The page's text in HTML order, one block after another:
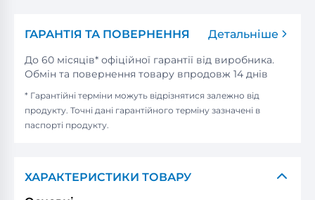
ГАРАНТІЯ ТА ПОВЕРНЕННЯ Детальніше
До 60 місяців* офіційної гарантії від виробника.
Обмін та повернення товару впродовж 14 днів
* Гарантійні терміни можуть відрізнятися залежно від
продукту. Точні дані гарантійного терміну зазначені в
паспорті продукту.
ХАРАКТЕРИСТИКИ ТОВАРУ